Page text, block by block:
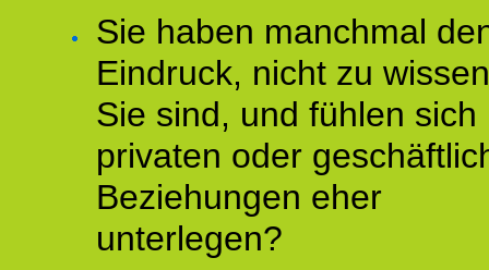
Sie haben manchmal
Eindruck, nicht zu
Sie sind, und fühlen sich
privaten oder
Beziehungen eher
unterlegen?